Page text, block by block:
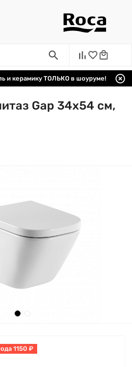
и керамику ТОЛЬКО в шоуруме!
Gap 34х54 см,
1150 ₽